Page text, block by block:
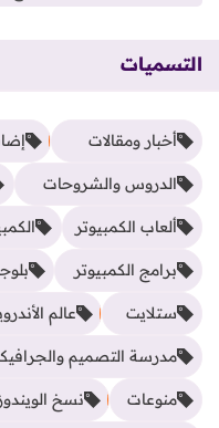
التسميات
أخبار ومقالات
الدروس والشروحات
ألعاب الكمبيوتر
برامج الكمبيوتر
ستلايت عالم
مدرسة التصميم
منوعات نسخ الويندوز